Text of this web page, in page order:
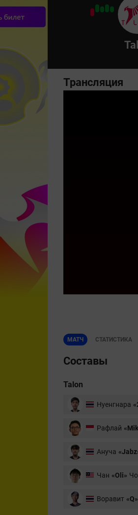
Трансляция
МАТЧ СТАТИСТИКА
Составы
Talon
Нуенгнара
Рафлай
Ануча
Чан «Oli»
Воравит «Q»